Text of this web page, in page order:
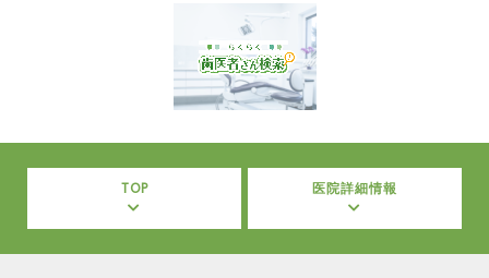
TOP 医院詳細情報